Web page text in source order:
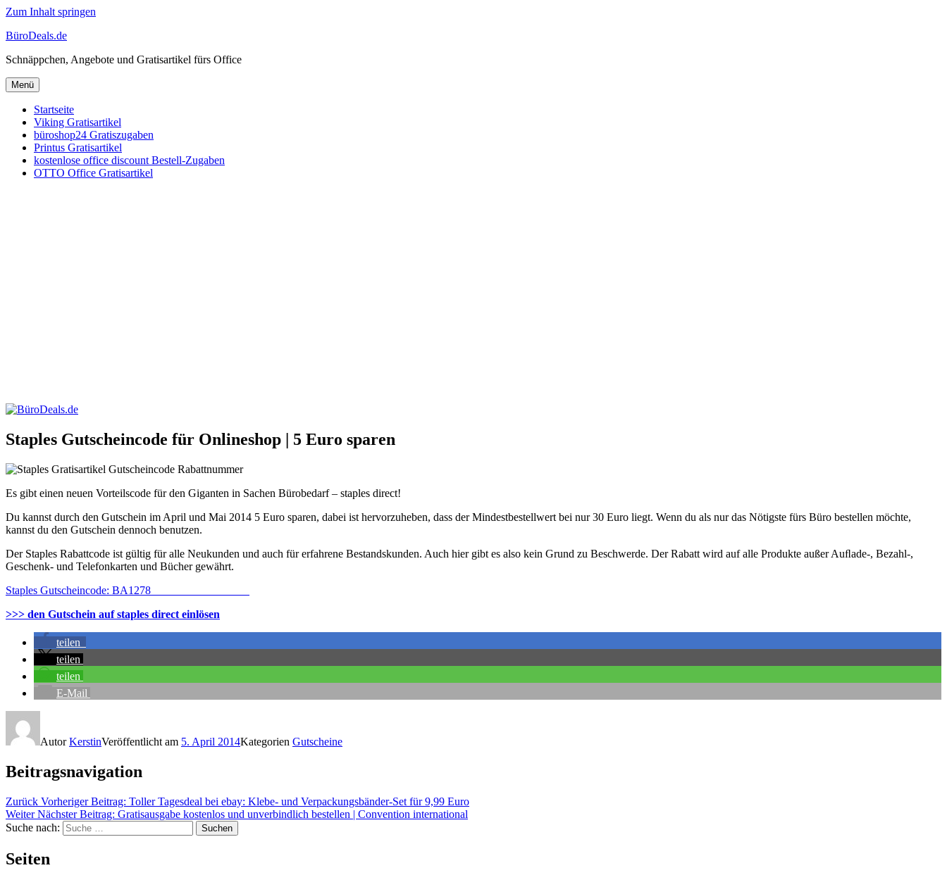
Zum Inhalt springen
BüroDeals.de
Schnäppchen, Angebote und Gratisartikel fürs Office
Menü
Startseite
Viking Gratisartikel
büroshop24 Gratiszugaben
Printus Gratisartikel
kostenlose office discount Bestell-Zugaben
OTTO Office Gratisartikel
Staples Gutscheincode für Onlineshop | 5 Euro sparen
Es gibt einen neuen Vorteilscode für den Giganten in Sachen Bürobedarf – staples direct!
Du kannst durch den Gutschein im April und Mai 2014 5 Euro sparen, dabei ist hervorzuheben, dass der Mindestbestellwert bei nur 30 Euro liegt. Wenn du als nur das Nötigste fürs Büro bestellen möchte,
kannst du den Gutschein dennoch benutzen.
Der Staples Rabattcode ist gültig für alle Neukunden und auch für erfahrene Bestandskunden. Auch hier gibt es also kein Grund zu Beschwerde. Der Rabatt wird auf alle Produkte außer Auﬂade-, Bezahl-,
Geschenk- und Telefonkarten und Bücher gewährt.
Staples Gutscheincode: BA1278
>>> den Gutschein auf staples direct einlösen
teilen
teilen
teilen
E-Mail
AutorKerstinVeröffentlicht am 5. April 2014Kategorien Gutscheine
Beitragsnavigation
Zurück Vorheriger Beitrag: Toller Tagesdeal bei ebay: Klebe- und Verpackungsbänder-Set für 9,99 Euro
Weiter Nächster Beitrag: Gratisausgabe kostenlos und unverbindlich bestellen | Convention international
Suche nach:
Suchen
Seiten